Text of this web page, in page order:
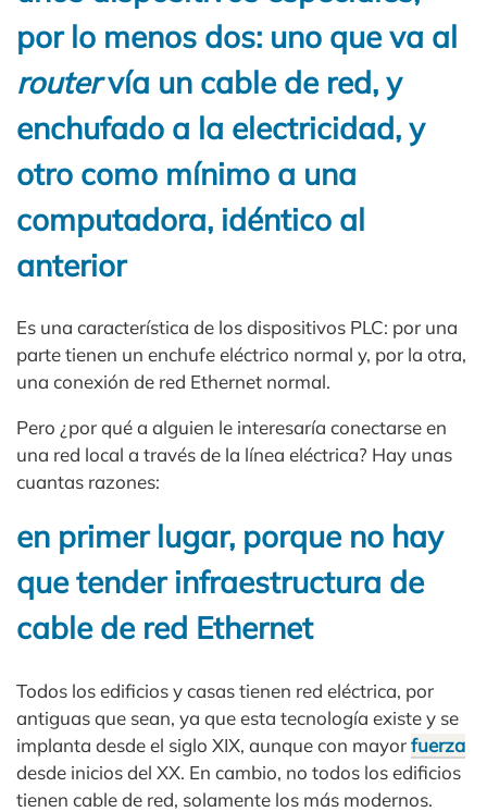
por lo menos dos: uno que va al
routervía un cable de red, y
enchufado a la electricidad, y
otro como mínimo a una
computadora, idéntico al
anterior
Es una característica de los dispositivos PLC: por una
parte tienen un enchufe eléctrico normal y, por la otra,
una conexión de red Ethernet normal.
Pero ¿por qué a alguien le interesaría conectarse en
una red local a través de la línea eléctrica? Hay unas
cuantas razones:
en primer lugar, porque no hay
que tender infraestructura de
cable de red Ethernet
Todos los edificios y casas tienen red eléctrica, por
antiguas que sean, ya que esta tecnología existe y se
implanta desde el siglo XIX, aunque con mayorfuerza
desde inicios del XX. En cambio, no todos los edificios
tienen cable de red, solamente los más modernos.